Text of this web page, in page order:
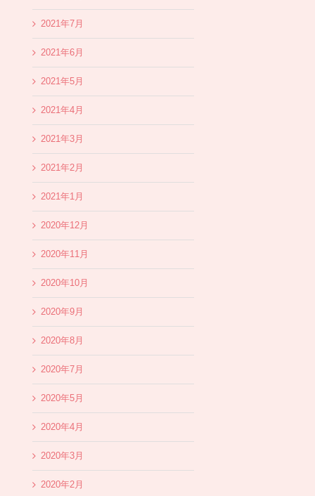
2021年7月
2021年6月
2021年5月
2021年4月
2021年3月
2021年2月
2021年1月
2020年12月
2020年11月
2020年10月
2020年9月
2020年8月
2020年7月
2020年5月
2020年4月
2020年3月
2020年2月